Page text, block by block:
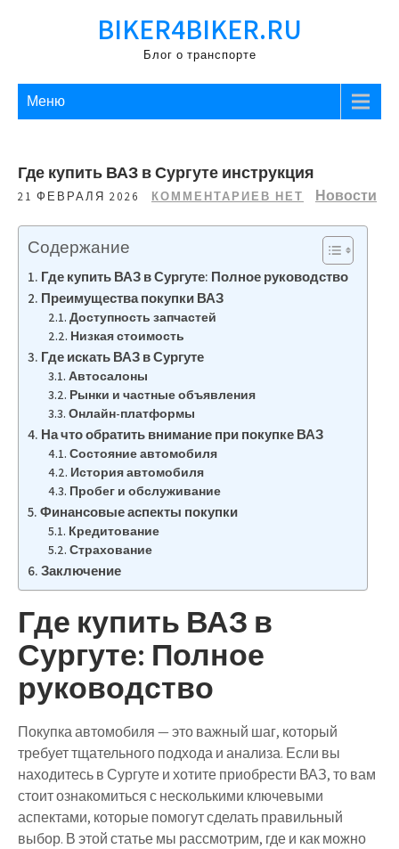
BIKER4BIKER.RU
Блог о транспорте
Меню
Где купить ВАЗ в Сургуте инструкция
21 ФЕВРАЛЯ 2026 КОММЕНТАРИЕВ НЕТ Новости
Содержание
Где купить ВАЗ в Сургуте: Полное руководство
Преимущества покупки ВАЗ
Доступность запчастей
Низкая стоимость
Где искать ВАЗ в Сургуте
Автосалоны
Рынки и частные объявления
Онлайн-платформы
На что обратить внимание при покупке ВАЗ
Состояние автомобиля
История автомобиля
Пробег и обслуживание
Финансовые аспекты покупки
Кредитование
Страхование
Заключение
Где купить ВАЗ в
Сургуте: Полное
руководство
Покупка автомобиля — это важный шаг, который
требует тщательного подхода и анализа. Если вы
находитесь в Сургуте и хотите приобрести ВАЗ, то вам
стоит ознакомиться с несколькими ключевыми
аспектами, которые помогут сделать правильный
выбор. В этой статье мы рассмотрим, где и как можно